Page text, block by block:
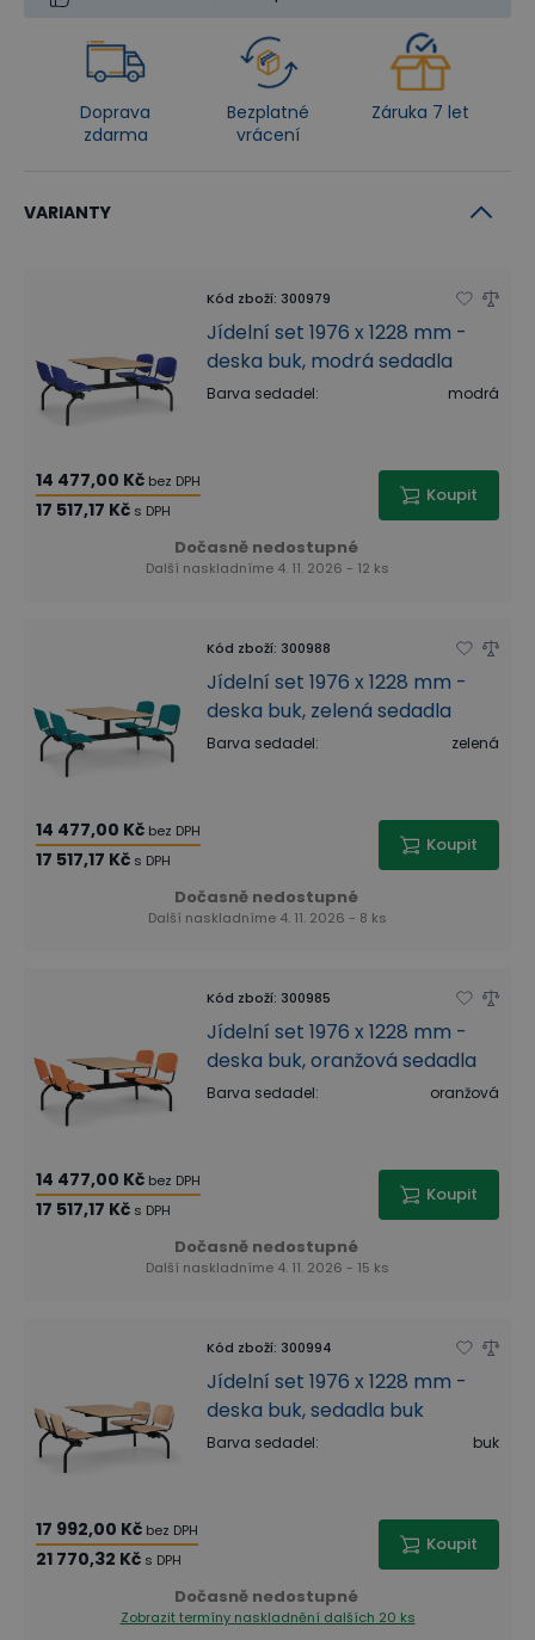
Doprava
zdarma
Bezplatné
vrácení
Záruka 7 let
VARIANTY
Kód zboží: 300979
Jídelní set 1976 x 1228 mm -
deska buk, modrá sedadla
Barva sedadel: modrá
14 477,00 Kč bez DPH
17 517,17 Kč s DPH
Koupit
Dočasně nedostupné
Další naskladníme 4. 11. 2026 - 12 ks
Kód zboží: 300988
Jídelní set 1976 x 1228 mm -
deska buk, zelená sedadla
Barva sedadel: zelená
14 477,00 Kč bez DPH
17 517,17 Kč s DPH
Koupit
Dočasně nedostupné
Další naskladníme 4. 11. 2026 - 8 ks
Kód zboží: 300985
Jídelní set 1976 x 1228 mm -
deska buk, oranžová sedadla
Barva sedadel: oranžová
14 477,00 Kč bez DPH
17 517,17 Kč s DPH
Koupit
Dočasně nedostupné
Další naskladníme 4. 11. 2026 - 15 ks
Kód zboží: 300994
Jídelní set 1976 x 1228 mm -
deska buk, sedadla buk
Barva sedadel: buk
17 992,00 Kč bez DPH
21 770,32 Kč s DPH
Koupit
Dočasně nedostupné
Zobrazit termíny naskladnění dalších 20 ks